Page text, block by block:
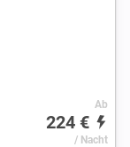
Ab
224 €
/ Nacht